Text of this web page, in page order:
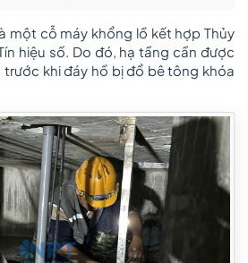
một cỗ máy khổng lồ kết hợp Thủy
hiệu số. Do đó, hạ tầng cần được
trước khi đáy hồ bị đổ bê tông khóa